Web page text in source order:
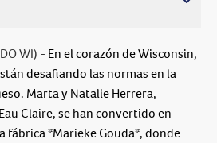
WI) - En el corazón de Wisconsin,
desafiando las normas en la
Marta y Natalie Herrera,
Claire, se han convertido en
fábrica *Marieke Gouda*, donde